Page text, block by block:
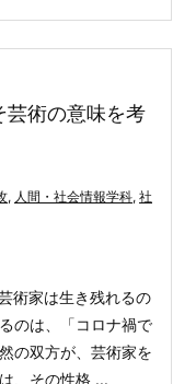
芸術の意味を考
, 人間・社会情報学科, 社
術家は生き残れるの
のは、「コロナ禍で
の双方が、芸術家を
、その性格 ...